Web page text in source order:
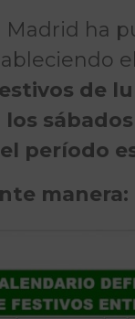
ha
el
de
los
período
manera: